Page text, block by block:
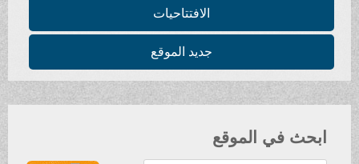
الافتتاحيات
جديد الموقع
ابحث في الموقع